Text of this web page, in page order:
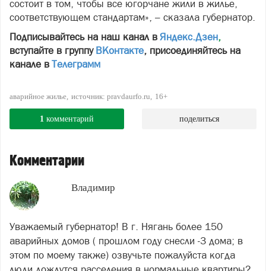
состоит в том, чтобы все югорчане жили в жилье,
соответствующем стандартам», – сказала губернатор.
Подписывайтесь на наш канал в Яндекс.Дзен,
вступайте в группу ВКонтакте, присоединяйтесь на
канале в Телеграмм
аварийное жилье источник: pravdaurfo.ru 16+
1 комментарий поделиться
Комментарии
Владимир
Уважаемый губернатор! В г. Нягань более 150
аварийных домов ( прошлом году снесли -3 дома; в
этом по моему также) озвучьте пожалуйста когда